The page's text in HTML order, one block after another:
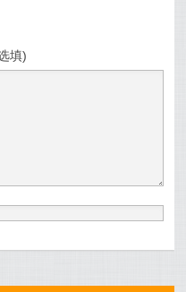
填)